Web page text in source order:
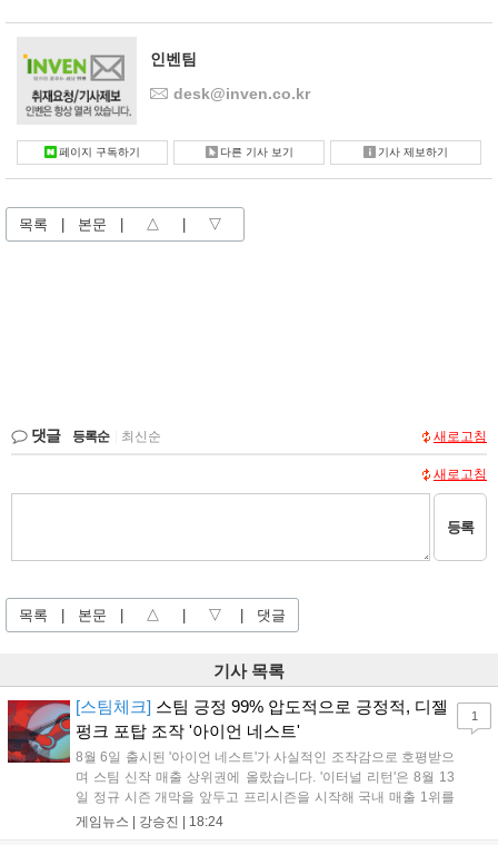
인벤팀
desk@inven.co.kr
페이지 구독하기 다른 기사 보기 기사 제보하기
목록 본문 △ ▽
댓글 등록순 최신순 새로고침
새로고침
등록
목록 본문 △ ▽ 댓글
기사 목록
[스팀체크] 스팀 긍정 99% 압도적으로 긍정적, 디젤
펑크 포탑 조작 '아이언 네스트'
8월 6일 출시된 '아이언 네스트'가 사실적인 조작감으로 호평받으
며 스팀 신작 매출 상위권에 올랐습니다. '이터널 리턴'은 8월 13
일 정규 시즌 개막을 앞두고 프리시즌을 시작해 국내 매출 1위를
기록했습니다. 25주년을 맞은 '고스트 리콘' 시리즈는 8월 6일 쇼
게임뉴스 | 강승진 18:24
1